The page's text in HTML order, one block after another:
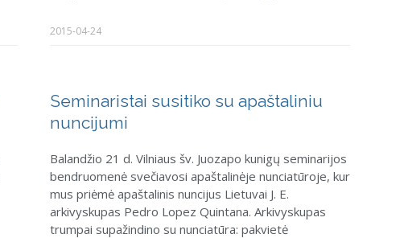
2015-04-24
Seminaristai susitiko su apaštaliniu
nuncijumi
Balandžio 21 d. Vilniaus šv. Juozapo kunigų seminarijos
bendruomenė svečiavosi apaštalinėje nunciatūroje, kur
mus priėmė apaštalinis nuncijus Lietuvai J. E.
arkivyskupas Pedro Lopez Quintana. Arkivyskupas
trumpai supažindino su nunciatūra: pakvietė